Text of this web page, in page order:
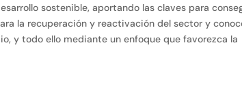
sostenible, aportando las claves para
la recuperación y reactivación del sector y
y todo ello mediante un enfoque que favorezca la